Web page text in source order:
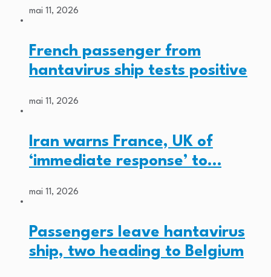
mai 11, 2026
French passenger from
hantavirus ship tests positive
mai 11, 2026
Iran warns France, UK of
‘immediate response’ to…
mai 11, 2026
Passengers leave hantavirus
ship, two heading to Belgium